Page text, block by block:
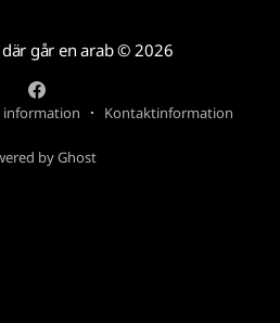
går en arab© 2026
information Kontaktinformation
by Ghost